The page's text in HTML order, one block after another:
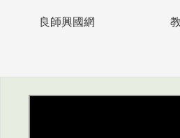
良師興國網